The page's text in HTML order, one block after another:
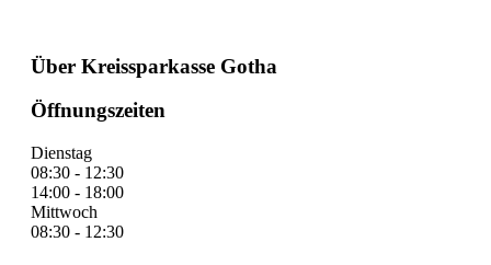
Über Kreissparkasse Gotha
Öffnungszeiten
Dienstag
08:30 - 12:30
14:00 - 18:00
Mittwoch
08:30 - 12:30